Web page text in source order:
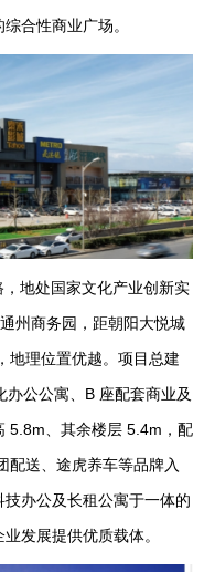
合性商业广场。
地处国家文化产业创新实
州商务园，距朝阳大悦城
地理位置优越。项目总建
公公寓、B 座配套商业及
5.8m、其余楼层 5.4m，配
配送、途虎养车等品牌入
办公及长租公寓于一体的
发展提供优质载体。